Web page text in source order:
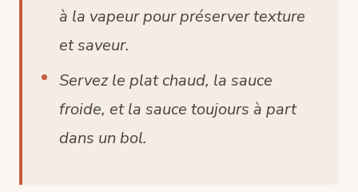
à la vapeur pour préserver texture
et saveur.
Servez le plat chaud, la sauce
froide, et la sauce toujours à part
dans un bol.